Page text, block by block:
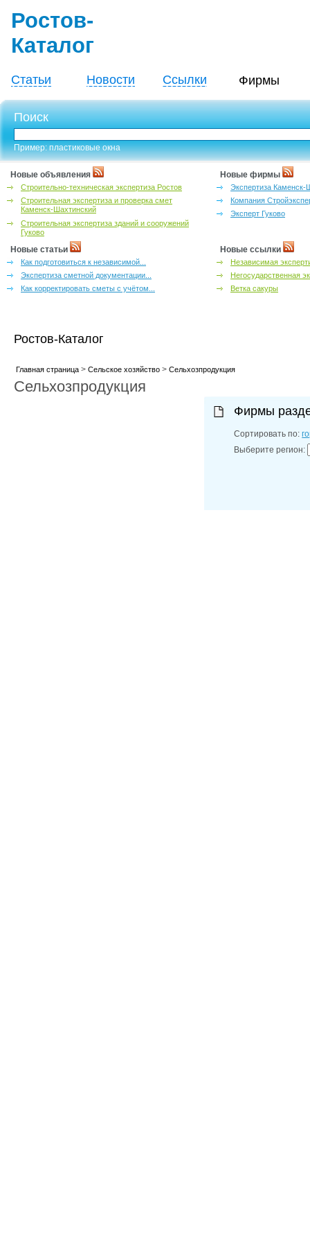
Ростов-
Каталог
Статьи Новости Ссылки Фирмы
Поиск
Пример: пластиковые окна
Новые объявления
Строительно-техническая экспертиза Ростов
Строительная экспертиза и проверка смет
Каменск-Шахтинский
Строительная экспертиза зданий и сооружений
Гуково
Новые фирмы
Экспертиза Каменск-
Компания
Эксперт Гуково
Новые статьи
Как подготовиться к независимой...
Экспертиза сметной документации...
Как корректировать сметы с учётом...
Новые ссылки
Независимая
Негосударственная
Ветка сакуры
Ростов-Каталог
Главная страница> Сельское хозяйство> Сельхозпродукция
Сельхозпродукция
Фирмы
Сортировать по:
Выберите регион: